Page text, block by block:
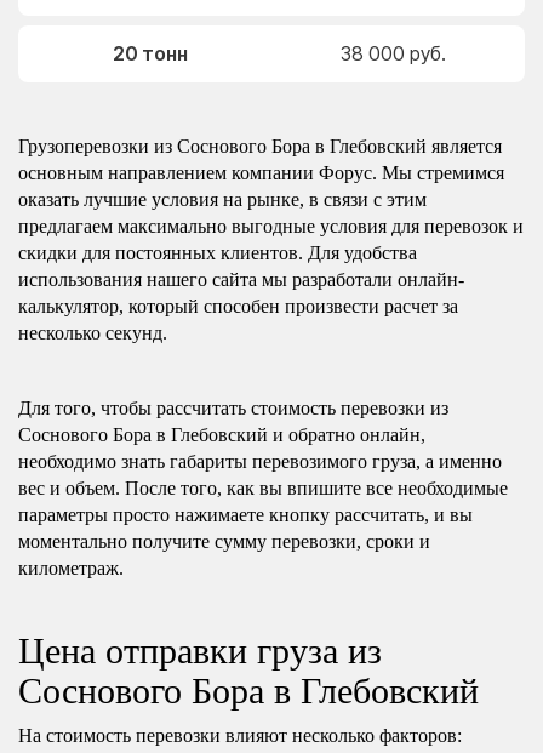
20 тонн 38 000 руб.
Грузоперевозки из Соснового Бора в Глебовский является
основным направлением компании Форус. Мы стремимся
оказать лучшие условия на рынке, в связи с этим
предлагаем максимально выгодные условия для перевозок и
скидки для постоянных клиентов. Для удобства
использования нашего сайта мы разработали онлайн-
калькулятор, который способен произвести расчет за
несколько секунд.
Для того, чтобы рассчитать стоимость перевозки из
Соснового Бора в Глебовский и обратно онлайн,
необходимо знать габариты перевозимого груза, а именно
вес и объем. После того, как вы впишите все необходимые
параметры просто нажимаете кнопку рассчитать, и вы
моментально получите сумму перевозки, сроки и
километраж.
Цена отправки груза из
Соснового Бора в Глебовский
На стоимость перевозки влияют несколько факторов: